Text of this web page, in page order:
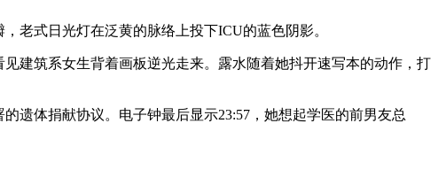
老式日光灯在泛黄的脉络上投下ICU的蓝色阴影。
建筑系女生背着画板逆光走来。露水随着她抖开速写本的动作，打
遗体捐献协议。电子钟最后显示23:57，她想起学医的前男友总